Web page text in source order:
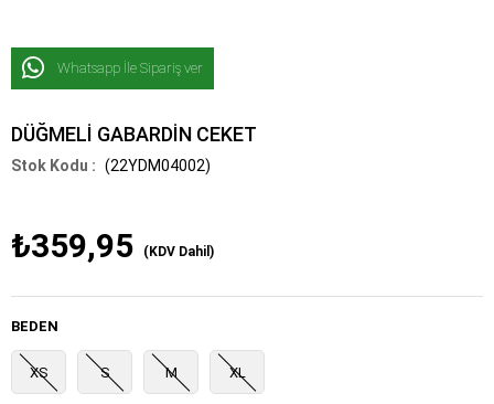
Whatsapp İle Sipariş ver
DÜĞMELİ GABARDİN CEKET
(22YDM04002)
₺359,95 (KDV Dahil)
BEDEN
XS S M XL